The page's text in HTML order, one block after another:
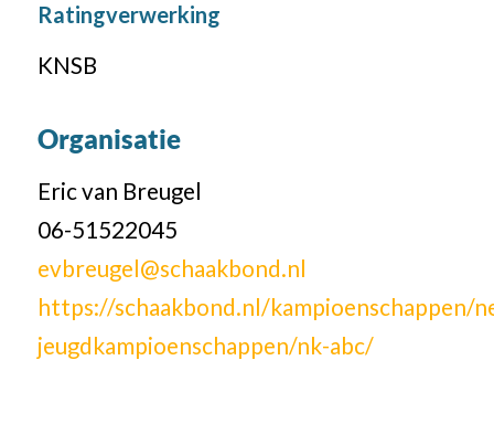
Ratingverwerking
KNSB
Organisatie
Eric van Breugel
06-51522045
evbreugel@schaakbond.nl
https://schaakbond.nl/kampioenschappen/
jeugdkampioenschappen/nk-abc/